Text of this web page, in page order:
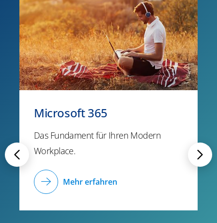
Microsoft 365
Das Fundament für Ihren Modern
Workplace.
Mehr erfahren